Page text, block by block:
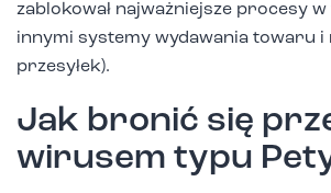
zablokował najważniejsze procesy
innymi systemy wydawania towaru i
przesyłek).
Jak bronić się
wirusem typu